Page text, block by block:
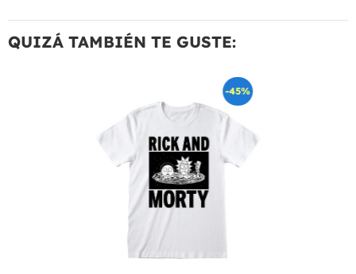
QUIZÁ TAMBIÉN TE GUSTE:
-45%